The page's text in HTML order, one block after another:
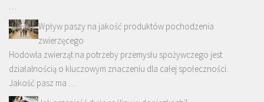
…
Wpływ paszy na jakość produktów pochodzenia
zwierzęcego
Hodowla zwierząt na potrzeby przemysłu spożywczego jest
działalnością o kluczowym znaczeniu dla całej społeczności.
Jakość pasz ma …